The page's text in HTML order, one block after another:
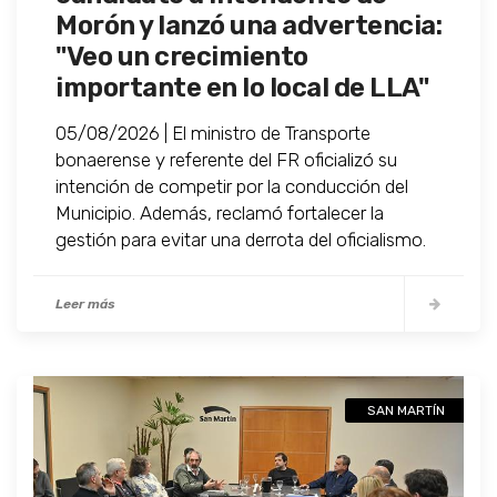
Morón y lanzó una advertencia:
"Veo un crecimiento
importante en lo local de LLA"
05/08/2026 | El ministro de Transporte
bonaerense y referente del FR oficializó su
intención de competir por la conducción del
Municipio. Además, reclamó fortalecer la
gestión para evitar una derrota del oficialismo.
Leer más
SAN MARTÍN